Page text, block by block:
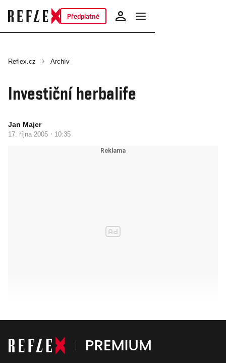
Předplatné
Reflex.cz Archív
Investiční herbalife
Jan Majer
17. října 2005 · 10:35